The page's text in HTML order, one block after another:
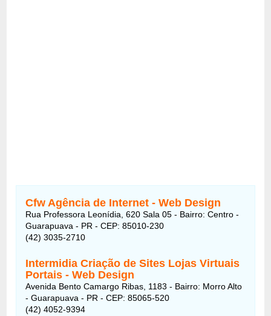
Cfw Agência de Internet - Web Design
Rua Professora Leonídia, 620 Sala 05 - Bairro: Centro -
Guarapuava - PR - CEP: 85010-230
(42) 3035-2710
Intermidia Criação de Sites Lojas Virtuais
Portais - Web Design
Avenida Bento Camargo Ribas, 1183 - Bairro: Morro Alto
- Guarapuava - PR - CEP: 85065-520
(42) 4052-9394